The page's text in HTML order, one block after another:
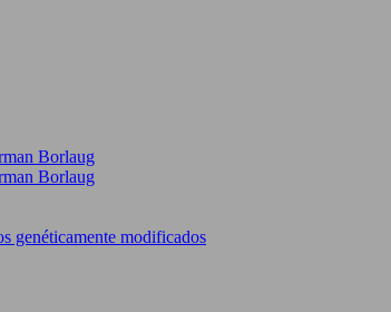
Borlaug
Borlaug
genéticamente modificados